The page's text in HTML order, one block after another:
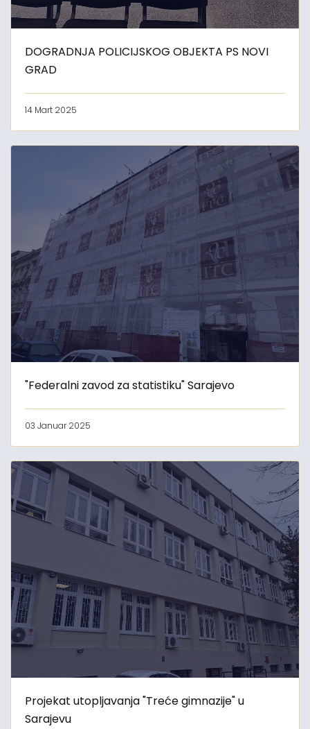
DOGRADNJA POLICIJSKOG OBJEKTA PS NOVI
GRAD
14 Mart 2025
"Federalni zavod za statistiku" Sarajevo
03 Januar 2025
Projekat utopljavanja "Treće gimnazije" u
Sarajevu